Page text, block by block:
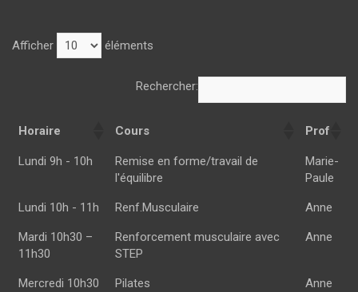
Afficher éléments
Rechercher:
Horaire Cours
Prof
Horaire
Cours Prof
Lundi 9h - 10h
Remise en forme/travail de
l'équilibre
Marie-
Paule
Lundi 10h - 11h Renf.Musculaire Anne
Mardi 10h30 –
11h30
Renforcement musculaire avec
STEP
Anne
Mercredi 10h30
Pilates Anne